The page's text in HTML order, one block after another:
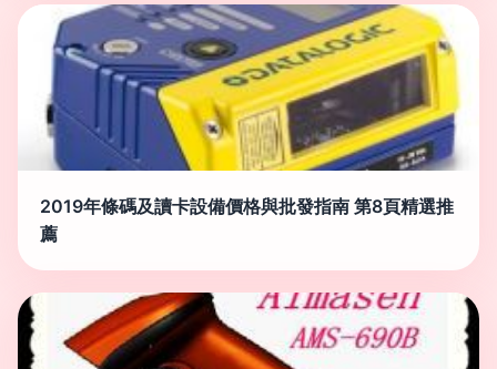
2019年條碼及讀卡設備價格與批發指南 第8頁精選推
薦